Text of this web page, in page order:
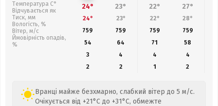
Температура С°
Відчувається як
Тиск, мм
Вологість, %
Вітер, м/с
Ймовірність опадів,
%
24° 23° 22° 27°
24° 23° 22° 28°
759
759 759 759
54
64 71 58
3
4 4
4
2
2 1 2
Вранці майже безхмарно, слабкий вітер до 5 м/с.
Очікується від +21°C до +31°C, обмежте